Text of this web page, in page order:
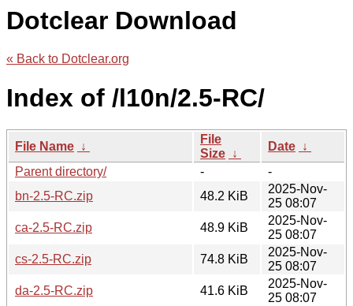
Dotclear Download
« Back to Dotclear.org
Index of /l10n/2.5-RC/
File Name ↓
File
Size ↓
Date ↓
Parent directory/
-
-
bn-2.5-RC.zip
48.2 KiB
2025-Nov-
25 08:07
ca-2.5-RC.zip
48.9 KiB
2025-Nov-
25 08:07
cs-2.5-RC.zip
74.8 KiB
2025-Nov-
25 08:07
da-2.5-RC.zip
41.6 KiB
2025-Nov-
25 08:07